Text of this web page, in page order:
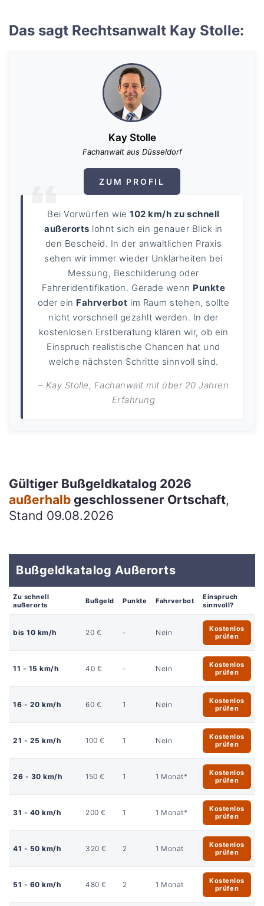
Das sagt Rechtsanwalt Kay Stolle:
Kay Stolle
Fachanwalt aus Düsseldorf
ZUM PROFIL
Bei Vorwürfen wie102 km/h zu schnell
außerorts lohnt sich ein genauer Blick in
den Bescheid. In der anwaltlichen Praxis
sehen wir immer wieder Unklarheiten bei
Messung, Beschilderung oder
Fahreridentifikation. Gerade wenn Punkte
oder ein Fahrverbot im Raum stehen, sollte
nicht vorschnell gezahlt werden. In der
kostenlosen Erstberatung klären wir, ob ein
Einspruch realistische Chancen hat und
welche nächsten Schritte sinnvoll sind.
– Kay Stolle, Fachanwalt mit über 20 Jahren
Erfahrung
Gültiger Bußgeldkatalog 2026
außerhalb geschlossener Ortschaft,
Stand 09.08.2026
Bußgeldkatalog Außerorts
Zu schnell
außerorts
Bußgeld Punkte Fahrverbot
Einspruch
sinnvoll?
bis 10 km/h 20 € - Nein
Kostenlos
prüfen
11 - 15 km/h 40 € - Nein
Kostenlos
prüfen
16 - 20 km/h 60 € 1 Nein
Kostenlos
prüfen
21 - 25 km/h 100 € 1 Nein
Kostenlos
prüfen
26 - 30 km/h 150 € 1 1 Monat*
Kostenlos
prüfen
31 - 40 km/h 200 € 1 1 Monat*
Kostenlos
prüfen
41 - 50 km/h 320 € 2 1 Monat
Kostenlos
prüfen
51 - 60 km/h 480 € 2 1 Monat
Kostenlos
prüfen